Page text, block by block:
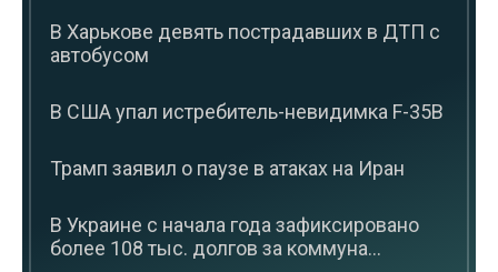
В Харькове девять пострадавших в ДТП с
автобусом
В США упал истребитель-невидимка F-35B
Трамп заявил о паузе в атаках на Иран
В Украине с начала года зафиксировано
более 108 тыс. долгов за коммуна...